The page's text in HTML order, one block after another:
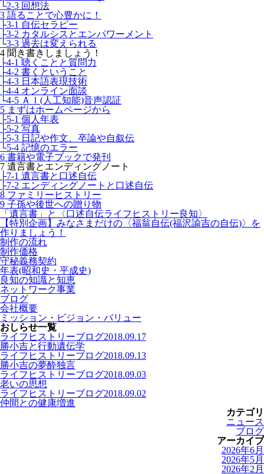
└2-3 回想法
3 語ることで心豊かに！
├3-1 自伝セラピー
├3-2 カタルシスとエンパワーメント
└3-3 過去は変えられる
4 聞き書きしましょう！
├4-1 聴くことと質問力
├4-2 書くということ
├4-3 日本語表現技術
├4-4 オンライン面談
└4-5 ＡＩ(人工知能)音声認証
5 まずはホームページから
├5-1 個人年表
├5-2 写真
├5-3 日記や作文、卒論や自叙伝
└5-4 記憶のエラー
6 書籍や電子ブックで発刊
7 遺言書とエンディングノート
├7-1 遺言書と口述自伝
├7-2 エンディングノートと口述自伝
8 ファミリーヒストリー
9 子孫や後世への贈り物
「遺言書」と〈口述自伝ライフヒストリー良知〉
【特別企画】みなさまだけの〈福翁自伝(福沢諭吉の自伝)〉を
作りましょう！
制作の流れ
制作価格
守秘義務契約
年表(昭和史・平成史)
良知の知識と知恵
ネットワーク事業
ブログ
会社概要
ミッション・ビジョン・バリュー
おしらせ一覧
ライフヒストリーブログ2018.09.17
勝小吉と行動遺伝学
ライフヒストリーブログ2018.09.13
勝小吉の夢酔独言
ライフヒストリーブログ2018.09.03
老いの思想
ライフヒストリーブログ2018.09.02
仲間との健康増進
カテゴリ
ニュース
ブログ
アーカイブ
2026年6月
2026年5月
2026年2月